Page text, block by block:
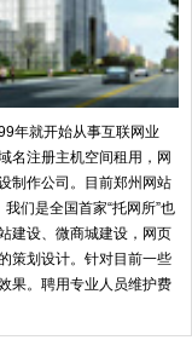
年就开始从事互联网业
名注册主机空间租用，网
制作公司。目前郑州网站
们是全国首家“托网所”也
建设、微商城建设，网页
策划设计。针对目前一些
果。聘用专业人员维护费